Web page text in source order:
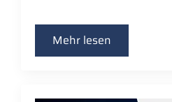
Mehr lesen